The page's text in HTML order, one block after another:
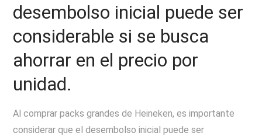
desembolso inicial puede ser
considerable si se busca
ahorrar en el precio por
unidad.
Al comprar packs grandes de Heineken, es importante
considerar que el desembolso inicial puede ser